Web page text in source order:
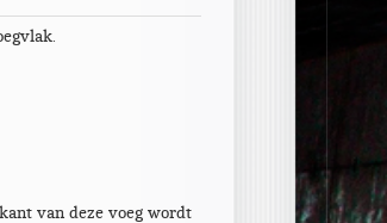
van deze voeg wordt